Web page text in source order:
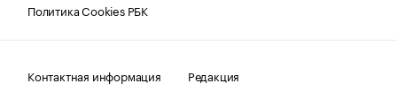
Политика Cookies РБК
Контактная информация
Редакция